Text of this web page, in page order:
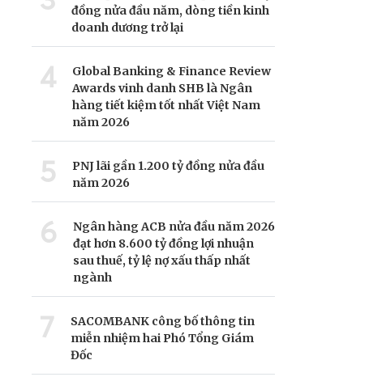
đồng nửa đầu năm, dòng tiền kinh
doanh dương trở lại
4
Global Banking & Finance Review
Awards vinh danh SHB là Ngân
hàng tiết kiệm tốt nhất Việt Nam
năm 2026
5
PNJ lãi gần 1.200 tỷ đồng nửa đầu
năm 2026
6
Ngân hàng ACB nửa đầu năm 2026
đạt hơn 8.600 tỷ đồng lợi nhuận
sau thuế, tỷ lệ nợ xấu thấp nhất
ngành
7
SACOMBANK công bố thông tin
miễn nhiệm hai Phó Tổng Giám
Đốc